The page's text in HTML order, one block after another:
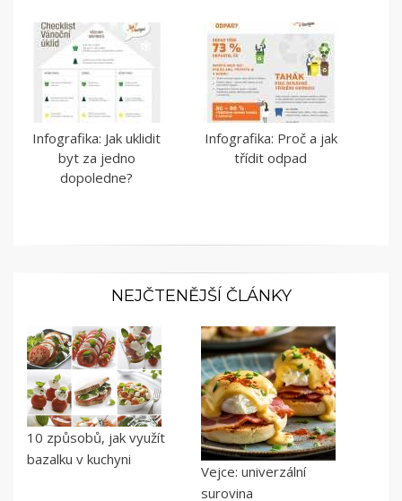
Infografika: Jak uklidit
byt za jedno
dopoledne?
Infografika: Proč a jak
třídit odpad
NEJČTENĚJŠÍ ČLÁNKY
10 způsobů, jak využít
bazalku v kuchyni
Vejce: univerzální
surovina